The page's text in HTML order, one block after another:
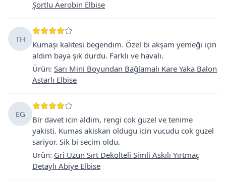
Şortlu Aerobin Elbise
TH
Kumaşı kalitesi begendim. Özel bi akşam yemeği için
aldım baya şık durdu. Farklı ve havalı.
Ürün: Sarı Mini Boyundan Bağlamalı Kare Yaka Balon
Astarlı Elbise
EG
Bir davet icin aldim, rengi cok guzel ve tenime
yakisti. Kumas akiskan oldugu icin vucudu cok guzel
sariyor. Sik bi secim oldu.
Ürün: Gri Uzun Sırt Dekolteli Simli Askılı Yırtmaç
Detaylı Abiye Elbise